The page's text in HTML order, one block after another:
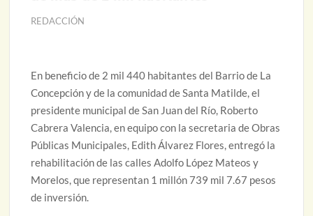
REDACCIÓN
En beneficio de 2 mil 440 habitantes del Barrio de La
Concepción y de la comunidad de Santa Matilde, el
presidente municipal de San Juan del Río, Roberto
Cabrera Valencia, en equipo con la secretaria de Obras
Públicas Municipales, Edith Álvarez Flores, entregó la
rehabilitación de las calles Adolfo López Mateos y
Morelos, que representan 1 millón 739 mil 7.67 pesos
de inversión.